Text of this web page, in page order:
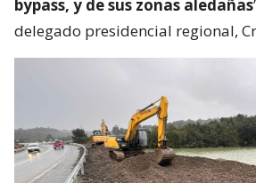
bypass, y de sus zonas aledañas
delegado presidencial regional,